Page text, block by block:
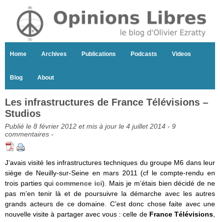
Home Archives Publications Podcasts Videos
Blog About
Les infrastructures de France Télévisions –
Studios
Publié le 8 février 2012 et mis à jour le 4 juillet 2014 - 9
commentaires -
J’avais visité les infrastructures techniques du groupe M6 dans leur
siège de Neuilly-sur-Seine en mars 2011 (cf le compte-rendu en
trois parties quicommence ici). Mais je m’étais bien décidé de ne
pas m’en tenir là et de poursuivre la démarche avec les autres
grands acteurs de ce domaine. C’est donc chose faite avec une
nouvelle visite à partager avec vous : celle de France Télévisions